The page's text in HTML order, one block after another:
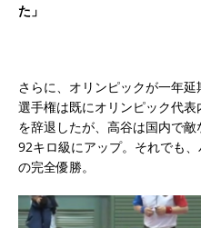
た」
さらに、オリンピックが一年
選手権は既にオリンピック代
を辞退したが、高谷は国内で
92キロ級にアップ。それでも
の完全優勝。